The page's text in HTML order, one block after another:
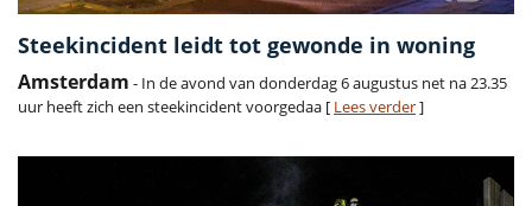
Steekincident leidt tot gewonde in woning
Amsterdam - In de avond van donderdag 6 augustus net na 23.35
uur heeft zich een steekincident voorgedaa [ Lees verder]